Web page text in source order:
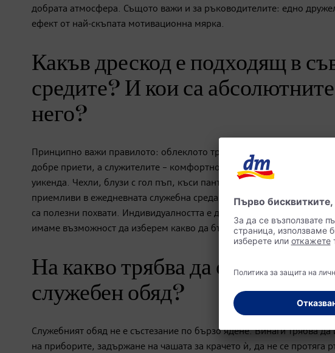
добрата атмосфера. Същото важи и за ръководителите: едно
ефект от най-скъпата мотивационна мярка.
Какъв дрескод е подходящ в
средите? И кои са
него?
Принципно важи правилото: облеклото трябва да е поддържано и
добре приети, а служителите – комфортно. Абсолютно неприемливи
уикенда. Чехли, блузи с гол пъп, къси панталони или много къси
приемливи в ежедневната служебна среда. Много фирми определят
са полезни похвати. Индивидуалността е добре дошла, но
имаме възможност да изберем какво да бъде то. В личния живот
На какво трябва да обърнат
служебен обяд?
Служебният обяд не е състезание по бързо ядене. Винаги трябва
на приборите, задържане на чашата за крачето ѝ, да не се протяга